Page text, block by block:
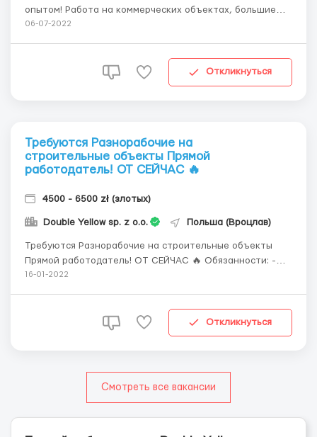
опытом! Работа на коммерческих объектах, большие
объемы (Склады, фабрики, продовольственные
служебный автомобиль. Официальное оформление,
06-07-2022
Откликнуться
Требуются Разнорабочие на
строительные объекты Прямой
работодатель! ОТ СЕЙЧАС 🔥
4500 - 6500 zł (злотых)
Double Yellow sp. z o.o. Польша (Вроцлав)
Требуются Разнорабочие на строительные объекты
Прямой работодатель! ОТ СЕЙЧАС 🔥 Обязанности: -
помощь специалисту, что-то принести, подать,
подачи на карту побыта. Зарплата 22 злотых час/нетто
16-01-2022
Откликнуться
Смотреть все вакансии